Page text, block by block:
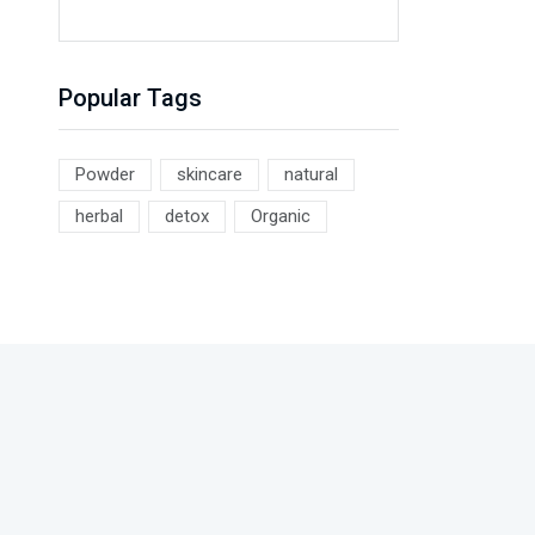
Popular Tags
Powder skincare
natural
herbal
detox Organic